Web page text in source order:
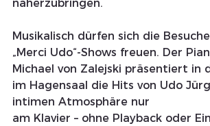
näherzubringen.
Musikalisch dürfen sich die
„Merci Udo“-Shows freuen. Der
Michael von Zalejski präsentiert
im Hagensaal die Hits von Udo
intimen Atmosphäre nur
am Klavier – ohne Playback oder